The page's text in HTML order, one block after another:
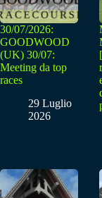
30/07/2026:
GOODWOOD
(UK) 30/07:
Meeting da top
races
29 Luglio
2026